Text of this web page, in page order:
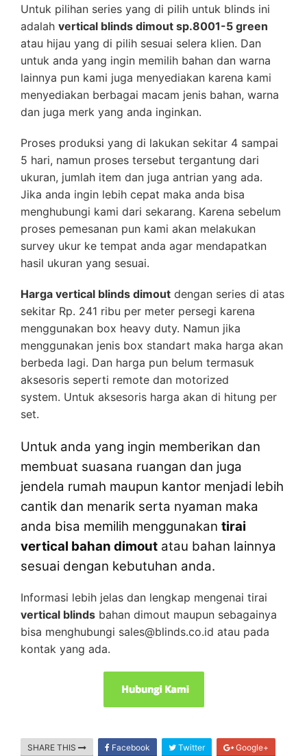
Untuk pilihan series yang di pilih untuk blinds ini
adalah vertical blinds dimout sp.8001-5 green
atau hijau yang di pilih sesuai selera klien. Dan
untuk anda yang ingin memilih bahan dan warna
lainnya pun kami juga menyediakan karena kami
menyediakan berbagai macam jenis bahan, warna
dan juga merk yang anda inginkan.
Proses produksi yang di lakukan sekitar 4 sampai
5 hari, namun proses tersebut tergantung dari
ukuran, jumlah item dan juga antrian yang ada.
Jika anda ingin lebih cepat maka anda bisa
menghubungi kami dari sekarang. Karena sebelum
proses pemesanan pun kami akan melakukan
survey ukur ke tempat anda agar mendapatkan
hasil ukuran yang sesuai.
Harga vertical blinds dimout dengan series di atas
sekitar Rp. 241 ribu per meter persegi karena
menggunakan box heavy duty. Namun jika
menggunakan jenis box standart maka harga akan
berbeda lagi. Dan harga pun belum termasuk
aksesoris seperti remote dan motorized
system. Untuk aksesoris harga akan di hitung per
set.
Untuk anda yang ingin memberikan dan
membuat suasana ruangan dan juga
jendela rumah maupun kantor menjadi lebih
cantik dan menarik serta nyaman maka
anda bisa memilih menggunakan tirai
vertical bahan dimout atau bahan lainnya
sesuai dengan kebutuhan anda.
Informasi lebih jelas dan lengkap mengenai tirai
vertical blinds bahan dimout maupun sebagainya
bisa menghubungi sales@blinds.co.id atau pada
kontak yang ada.
SHARE THIS Facebook Twitter Google+